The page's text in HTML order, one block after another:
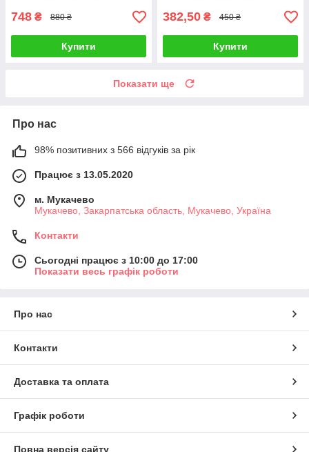
748 ₴ 880 ₴
Купити
382,50 ₴ 450 ₴
Купити
Показати ще
Про нас
98% позитивних з 566 відгуків за рік
Працює з 13.05.2020
м. Мукачево
Мукачево, Закарпатська область, Мукачево, Україна
Контакти
Сьогодні працює з 10:00 до 17:00
Показати весь графік роботи
Про нас
Контакти
Доставка та оплата
Графік роботи
Повна версія сайту